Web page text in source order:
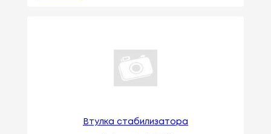
Втулка стабилизатора